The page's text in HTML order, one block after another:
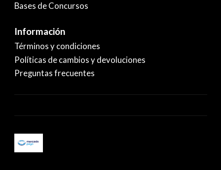
Bases de Concursos
Información
Términos y condiciones
Políticas de cambios y devoluciones
Preguntas frecuentes